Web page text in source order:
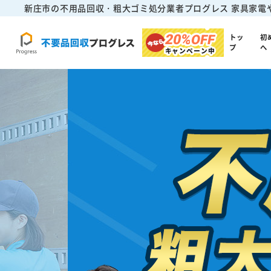
新庄市の不用品回収・粗大ゴミ処分業者プログレス 家具家電
20%OFF
キャンペーン中
トッ
プ
初
へ